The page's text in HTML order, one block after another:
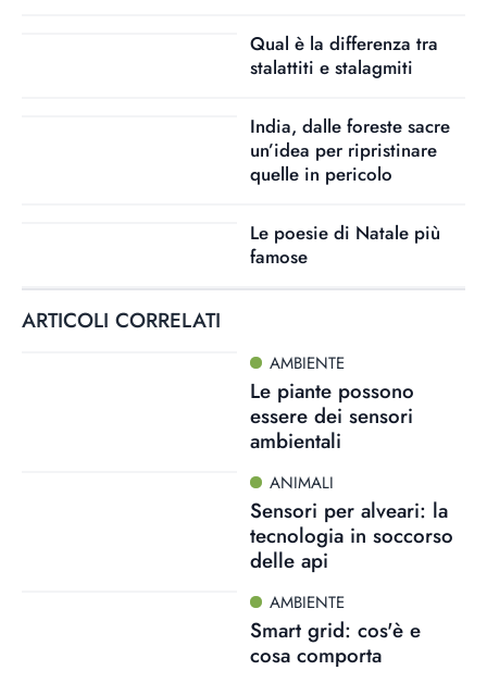
Qual è la differenza tra
stalattiti e stalagmiti
India, dalle foreste sacre
un’idea per ripristinare
quelle in pericolo
Le poesie di Natale più
famose
ARTICOLI CORRELATI
AMBIENTE
Le piante possono
essere dei sensori
ambientali
ANIMALI
Sensori per alveari: la
tecnologia in soccorso
delle api
AMBIENTE
Smart grid: cos'è e
cosa comporta